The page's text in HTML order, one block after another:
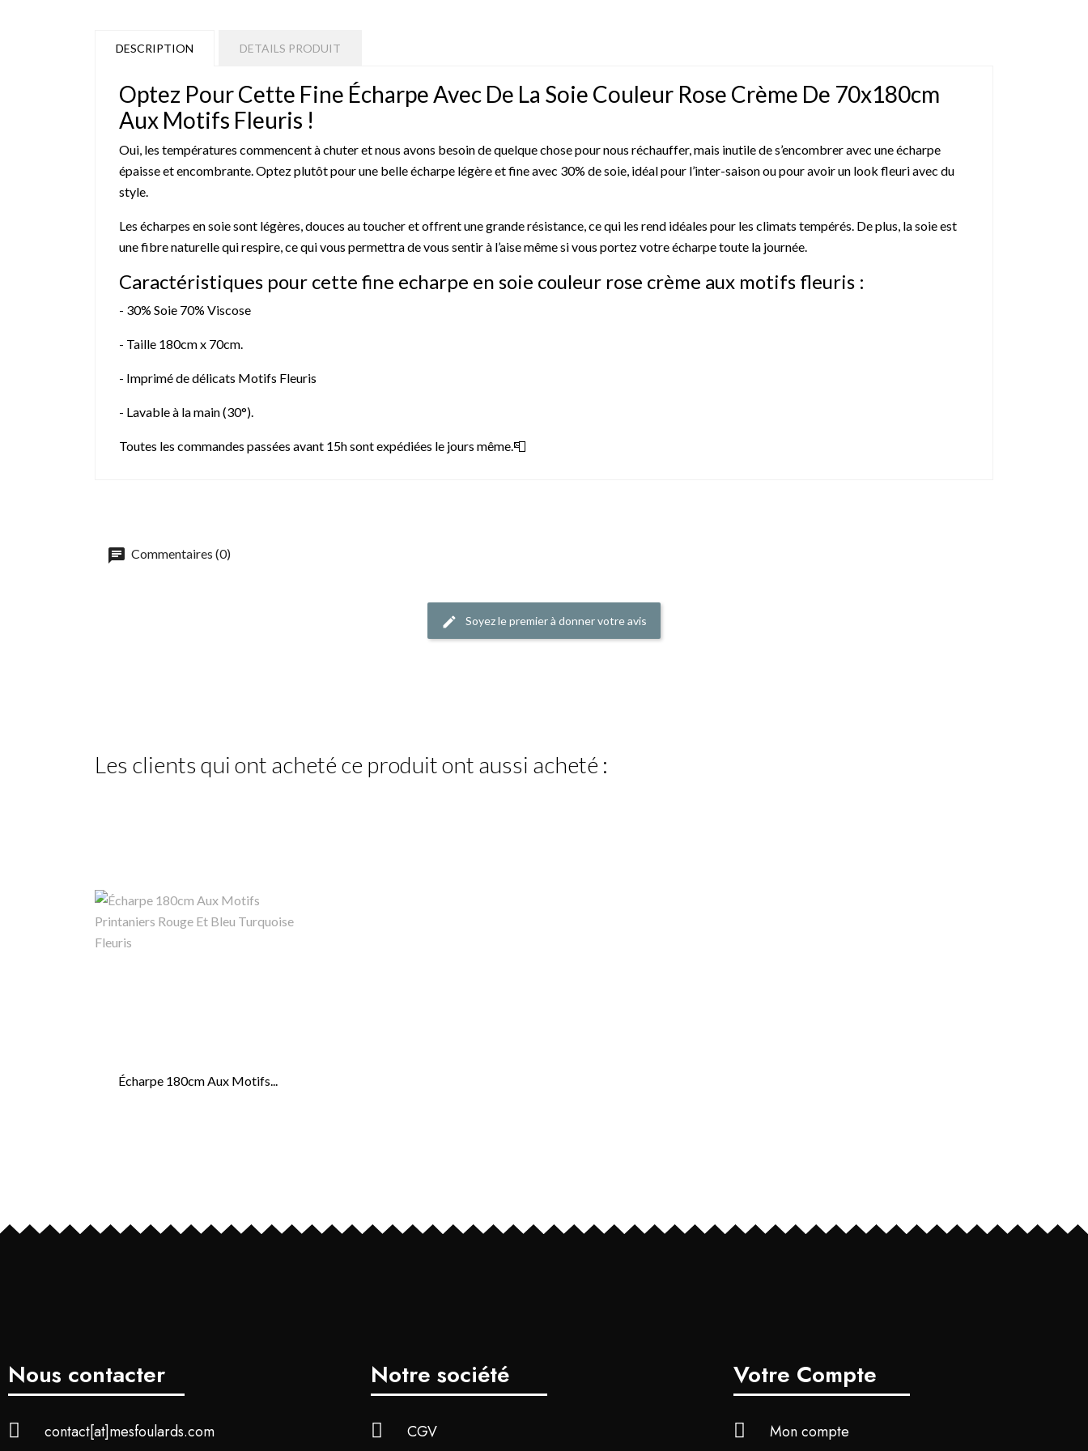
DESCRIPTION DETAILS PRODUIT
Optez Pour Cette Fine Écharpe Avec De La Soie Couleur Rose Crème De 70x180cm
Aux Motifs Fleuris !
Oui, les températures commencent à chuter et nous avons besoin de quelque chose pour nous réchauffer, mais inutile de s’encombrer avec une écharpe
épaisse et encombrante. Optez plutôt pour une belle écharpe légère et fine avec 30% de soie, idéal pour l’inter-saison ou pour avoir un look fleuri avec du
style.
Les écharpes en soie sont légères, douces au toucher et offrent une grande résistance, ce qui les rend idéales pour les climats tempérés. De plus, la soie est
une fibre naturelle qui respire, ce qui vous permettra de vous sentir à l’aise même si vous portez votre écharpe toute la journée.
Caractéristiques pour cette fine echarpe en soie couleur rose crème aux motifs fleuris :
- 30% Soie 70% Viscose
- Taille 180cm x 70cm.
- Imprimé de délicats Motifs Fleuris
- Lavable à la main (30°).
Toutes les commandes passées avant 15h sont expédiées le jours même.📮
Commentaires (0)
Soyez le premier à donner votre avis
Les clients qui ont acheté ce produit ont aussi acheté :
Écharpe 180cm Aux Motifs...
Nous contacter Notre société Votre Compte
contact[at]mesfoulards.com
CGV
Mon compte